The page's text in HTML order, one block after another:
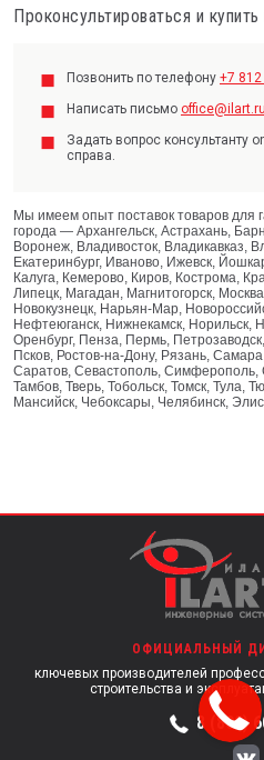
Проконсультироваться и
Позвонить по телефону +7
Написать письмо office@ilart.ru
Задать вопрос консультанту
справа.
Мы имеем опыт поставок товаров для
города — Архангельск, Астрахань,
Воронеж, Владивосток, Владикавказ,
Екатеринбург, Иваново, Ижевск,
Калуга, Кемерово, Киров, Кострома,
Липецк, Магадан, Магнитогорск,
Новокузнецк, Нарьян-Мар,
Нефтеюганск, Нижнекамск, Норильск,
Оренбург, Пенза, Пермь,
Псков, Ростов-на-Дону, Рязань,
Саратов, Севастополь, Симферополь,
Тамбов, Тверь, Тобольск, Томск, Тула,
Мансийск, Чебоксары, Челябинск,
ОФИЦИАЛЬНЫЙ
ключевых производителей
строительства и
8 (800)